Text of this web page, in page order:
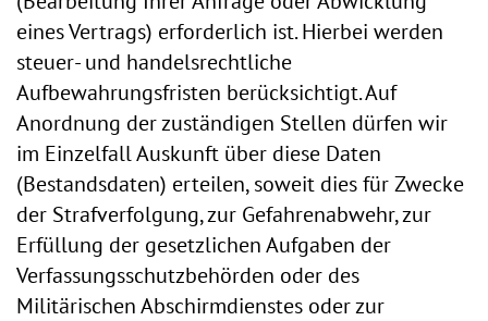
eines Vertrags) erforderlich ist. Hierbei werden
steuer- und handelsrechtliche
Aufbewahrungsfristen berücksichtigt. Auf
Anordnung der zuständigen Stellen dürfen wir
im Einzelfall Auskunft über diese Daten
(Bestandsdaten) erteilen, soweit dies für Zwecke
der Strafverfolgung, zur Gefahrenabwehr, zur
Erfüllung der gesetzlichen Aufgaben der
Verfassungsschutzbehörden oder des
Militärischen Abschirmdienstes oder zur